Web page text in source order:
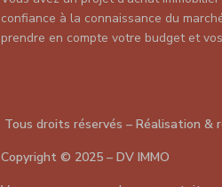
confiance à la connaissance du
prendre en compte votre budget et
Tous droits réservés – Réalisation &
Copyright © 2025 – DV IMMO